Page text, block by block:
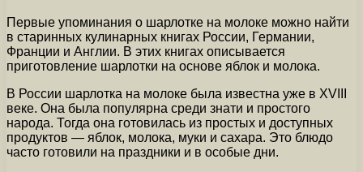
Первые упоминания о шарлотке на молоке можно найти
в старинных кулинарных книгах России, Германии,
Франции и Англии. В этих книгах описывается
приготовление шарлотки на основе яблок и молока.
В России шарлотка на молоке была известна уже в XVIII
веке. Она была популярна среди знати и простого
народа. Тогда она готовилась из простых и доступных
продуктов — яблок, молока, муки и сахара. Это блюдо
часто готовили на праздники и в особые дни.